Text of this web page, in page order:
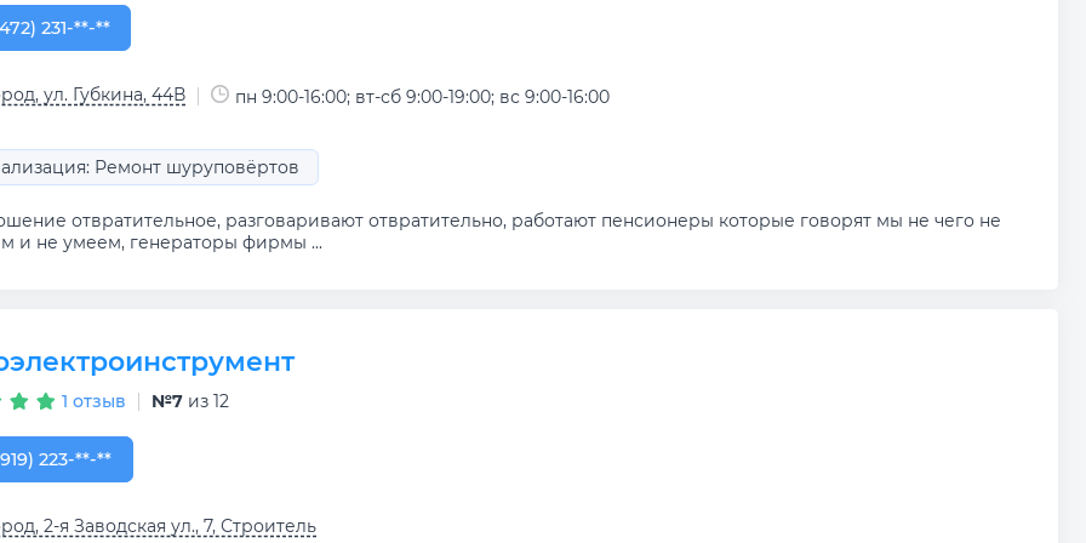
231-80-41
231-**-**
ул. Губкина, 44В пн 9:00-16:00; вт-сб 9:00-19:00; вс 9:00-16:00
Ремонт шуруповёртов
отвратительное, разговаривают отвратительно, работают пенсионеры которые говорят мы не чего не
и не умеем, генераторы фирмы ...
1 отзыв №7 из 12
223-80-29
223-**-**
2-я Заводская ул., 7, Строитель